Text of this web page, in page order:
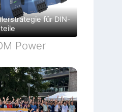
für DIN-
Power